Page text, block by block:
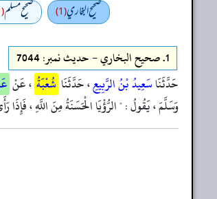
صحيح البخاري(1) صحيح مسلم(1)
1. صحيح البخاري - حدیث نمبر: 7044
حَدَّثَنَاسَعِيدُ بْنُ الرَّبِيعِ، حَدَّثَنَا شُعْبَةُ ، عَنْ
وَسَلَّمَ ، يَقُولُ : " الرُّؤْيَا الْحَسَنَةُ مِنَ اللَّهِ ،